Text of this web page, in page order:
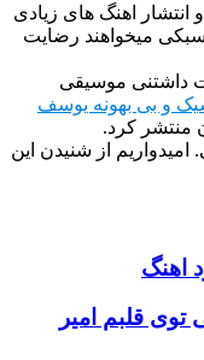
انتشار اهنگ های زیادی
میخواهند رضایت
داشتنی موسیقی
و بی بهونه یوسف
منتشر کرد.
از شنیدن این
اهنگ
قلبم امیر